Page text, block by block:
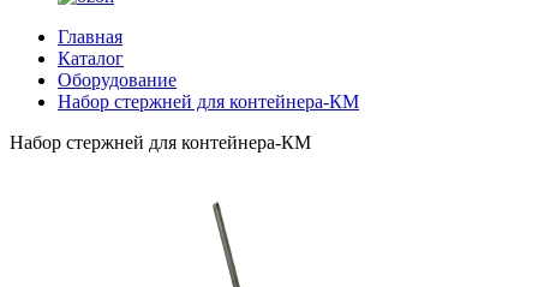
Главная
Каталог
Оборудование
Набор стержней для контейнера-КМ
Набор стержней для контейнера-КМ